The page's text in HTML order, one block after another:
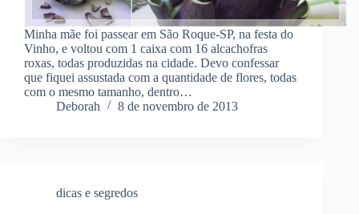
Minha mãe foi passear em São Roque-SP, na festa do
Vinho, e voltou com 1 caixa com 16 alcachofras
roxas, todas produzidas na cidade. Devo confessar
que fiquei assustada com a quantidade de flores, todas
com o mesmo tamanho, dentro…
Deborah
8 de novembro de 2013
dicas e segredos